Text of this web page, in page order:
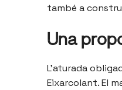
també a
Una
L’aturada
Eixarcolant. El